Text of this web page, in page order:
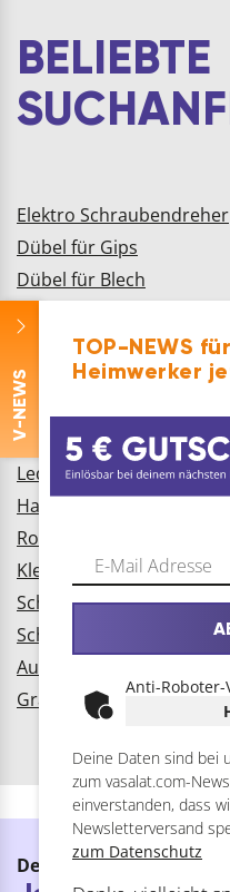
BELIEBTE
Elektro Schraubendreher
Dübel für Gips
Dübel für Blech
Schrauben für
Stelzlager
Splintentreiber
Fallschutz
Led Strahler Akku
Hautau Atrium
Rostumwandler
Kleber für Glas auf Metall
Schleifplatte
Schrauben für Aluprofile
Aufsatzwaschbecken
Graffitispray
V
-NEWS
TOP-NEWS
Heimwerker
Anti-
Deine Daten sind bei
zum vasalat.com-
einverstanden, dass
Newsletterversand
zum Datenschutz
Der vasalat.com